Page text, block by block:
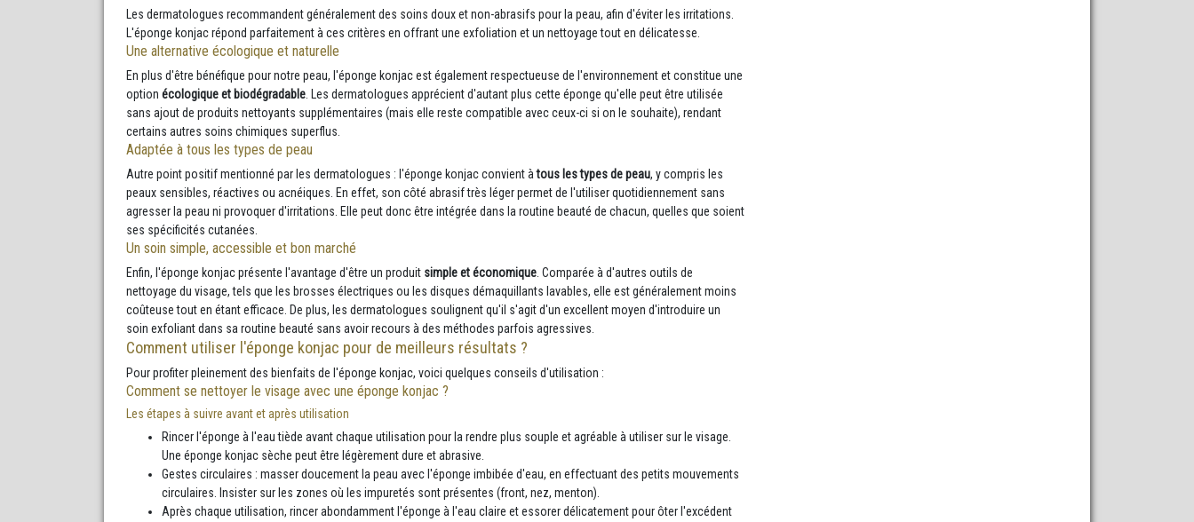
Les dermatologues recommandent généralement des soins doux et non-abrasifs pour la peau, afin d'éviter les irritations.
L'éponge konjac répond parfaitement à ces critères en offrant une exfoliation et un nettoyage tout en délicatesse.
Une alternative écologique et naturelle
En plus d'être bénéfique pour notre peau, l'éponge konjac est également respectueuse de l'environnement et constitue une
option écologique et biodégradable. Les dermatologues apprécient d'autant plus cette éponge qu'elle peut être utilisée
sans ajout de produits nettoyants supplémentaires (mais elle reste compatible avec ceux-ci si on le souhaite), rendant
certains autres soins chimiques superflus.
Adaptée à tous les types de peau
Autre point positif mentionné par les dermatologues : l'éponge konjac convient àtous les types de peau, y compris les
peaux sensibles, réactives ou acnéiques. En effet, son côté abrasif très léger permet de l'utiliser quotidiennement sans
agresser la peau ni provoquer d'irritations. Elle peut donc être intégrée dans la routine beauté de chacun, quelles que soient
ses spécificités cutanées.
Un soin simple, accessible et bon marché
Enfin, l'éponge konjac présente l'avantage d'être un produit simple et économique. Comparée à d'autres outils de
nettoyage du visage, tels que les brosses électriques ou les disques démaquillants lavables, elle est généralement moins
coûteuse tout en étant efficace. De plus, les dermatologues soulignent qu'il s'agit d'un excellent moyen d'introduire un
soin exfoliant dans sa routine beauté sans avoir recours à des méthodes parfois agressives.
Comment utiliser l'éponge konjac pour de meilleurs résultats ?
Pour profiter pleinement des bienfaits de l'éponge konjac, voici quelques conseils d'utilisation :
Comment se nettoyer le visage avec une éponge konjac ?
Les étapes à suivre avant et après utilisation
Rincer l'éponge à l'eau tiède avant chaque utilisation pour la rendre plus souple et agréable à utiliser sur le visage.
Une éponge konjac sèche peut être légèrement dure et abrasive.
Gestes circulaires : masser doucement la peau avec l'éponge imbibée d'eau, en effectuant des petits mouvements
circulaires. Insister sur les zones où les impuretés sont présentes (front, nez, menton).
Après chaque utilisation, rincer abondamment l'éponge à l'eau claire et essorer délicatement pour ôter l'excédent